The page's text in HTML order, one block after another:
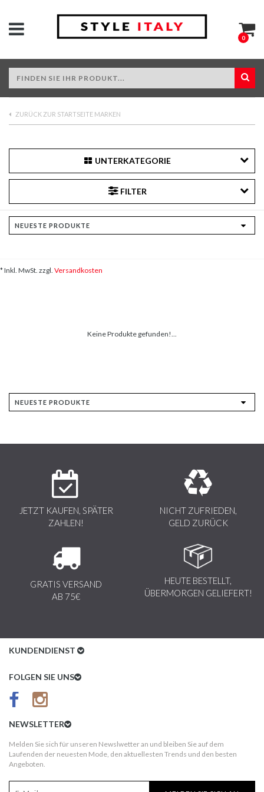
0
ZURÜCK ZUR STARTSEITE MARKEN
UNTERKATEGORIE
FILTER
* Inkl. MwSt. zzgl. Versandkosten
Keine Produkte gefunden!...
JETZT KAUFEN, SPÄTER
ZAHLEN!
NICHT ZUFRIEDEN,
GELD ZURÜCK
GRATIS VERSAND
AB 75€
HEUTE BESTELLT,
ÜBERMORGEN GELIEFERT!
KUNDENDIENST
Kundenservice
AGB
Kundeninformationen
FOLGEN SIE UNS
NEWSLETTER
Melden Sie sich für unseren Newslwetter an und bleiben Sie auf dem
Laufenden der neuesten Mode, den aktuellesten Trends und den besten
Angeboten.